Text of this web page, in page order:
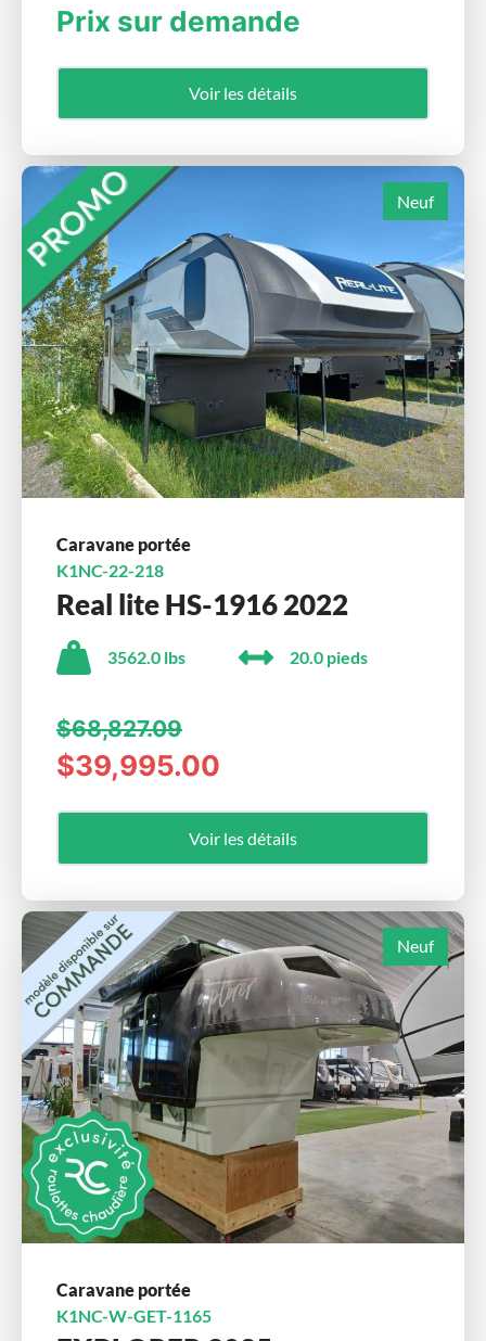
Prix sur demande
Voir les détails
Neuf
Caravane portée
K1NC-22-218
Real lite HS-1916 2022
3562.0 lbs 20.0 pieds
$68,827.09
$39,995.00
Voir les détails
Neuf
Caravane portée
K1NC-W-GET-1165